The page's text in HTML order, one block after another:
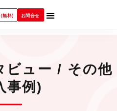
無料) お問合せ
ビュー / その他
事例)